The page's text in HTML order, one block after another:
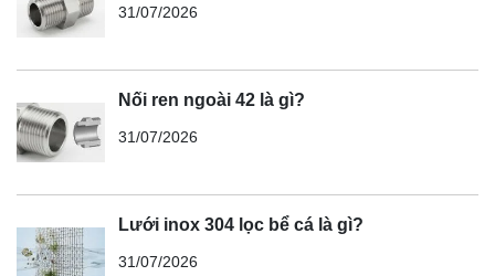
31/07/2026
Nối ren ngoài 42 là gì?
31/07/2026
Lưới inox 304 lọc bể cá là gì?
31/07/2026